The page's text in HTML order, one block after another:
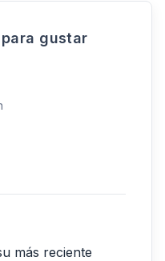
gustar
más reciente